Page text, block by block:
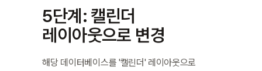
5단계: 캘린더
레이아웃으로 변경
해당 데이터베이스를 '캘린더' 레이아웃으로